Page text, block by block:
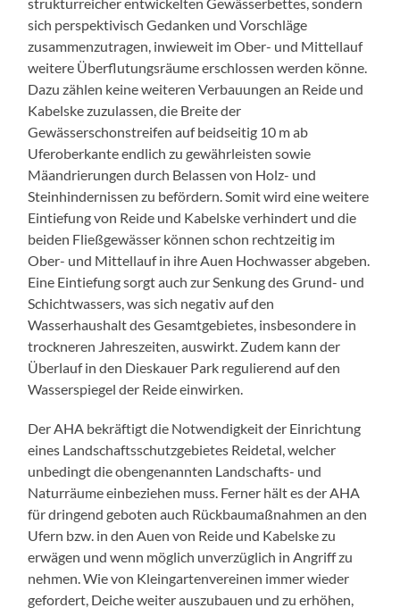
strukturreicher entwickelten Gewässerbettes, sondern
sich perspektivisch Gedanken und Vorschläge
zusammenzutragen, inwieweit im Ober- und Mittellauf
weitere Überflutungsräume erschlossen werden könne.
Dazu zählen keine weiteren Verbauungen an Reide und
Kabelske zuzulassen, die Breite der
Gewässerschonstreifen auf beidseitig 10 m ab
Uferoberkante endlich zu gewährleisten sowie
Mäandrierungen durch Belassen von Holz- und
Steinhindernissen zu befördern. Somit wird eine weitere
Eintiefung von Reide und Kabelske verhindert und die
beiden Fließgewässer können schon rechtzeitig im
Ober- und Mittellauf in ihre Auen Hochwasser abgeben.
Eine Eintiefung sorgt auch zur Senkung des Grund- und
Schichtwassers, was sich negativ auf den
Wasserhaushalt des Gesamtgebietes, insbesondere in
trockneren Jahreszeiten, auswirkt. Zudem kann der
Überlauf in den Dieskauer Park regulierend auf den
Wasserspiegel der Reide einwirken.
Der AHA bekräftigt die Notwendigkeit der Einrichtung
eines Landschaftsschutzgebietes Reidetal, welcher
unbedingt die obengenannten Landschafts- und
Naturräume einbeziehen muss. Ferner hält es der AHA
für dringend geboten auch Rückbaumaßnahmen an den
Ufern bzw. in den Auen von Reide und Kabelske zu
erwägen und wenn möglich unverzüglich in Angriff zu
nehmen. Wie von Kleingartenvereinen immer wieder
gefordert, Deiche weiter auszubauen und zu erhöhen,